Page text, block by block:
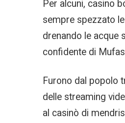
Per alcuni, casino
sempre spezzato
drenando le acque
confidente di
Furono dal popolo
delle streaming
al casinò di